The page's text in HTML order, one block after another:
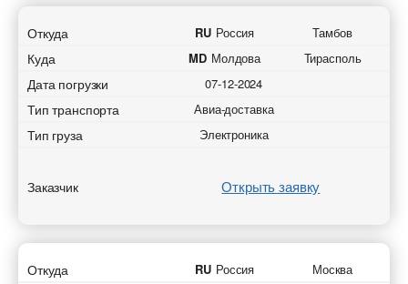
Объем груза
Откуда RU Россия Тамбов
Куда MD Молдова Тирасполь
Дата погрузки 07-12-2024
Тип транспорта Авиа-доставка
Тип груза Электроника
Заказчик Открыть заявку
Откуда RU Россия Москва
Объем груза